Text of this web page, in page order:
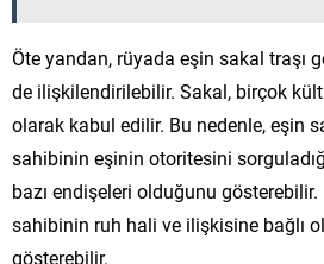
Öte yandan, rüyada eşin sakal traşı
de ilişkilendirilebilir. Sakal, birçok
olarak kabul edilir. Bu nedenle, eşin
sahibinin eşinin otoritesini
bazı endişeleri olduğunu gösterebilir.
sahibinin ruh hali ve ilişkisine bağlı
gösterebilir.